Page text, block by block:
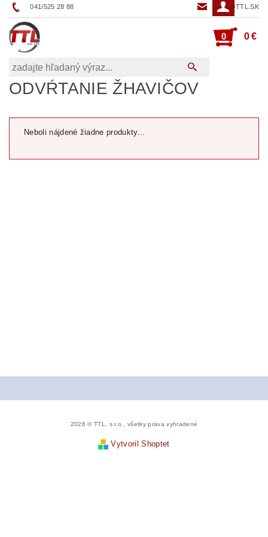
041/525 28 88 TTL@TTL.SK
0 0 €
ODVŔTANIE ŽHAVIČOV
Neboli nájdené žiadne produkty...
2026 © TTL, s.r.o., všetky práva vyhradené
Vytvoril Shoptet